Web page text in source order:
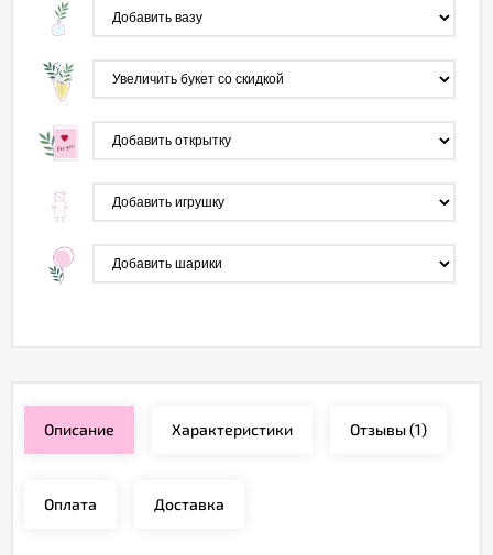
Описание Характеристики Отзывы(1)
Оплата Доставка